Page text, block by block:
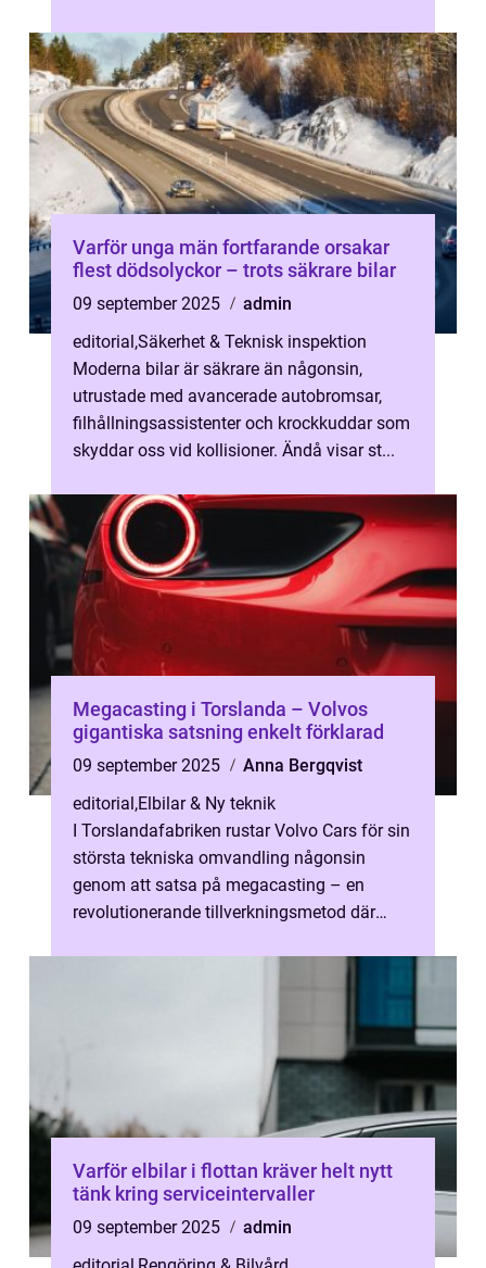
Varför unga män fortfarande orsakar
flest dödsolyckor – trots säkrare bilar
09 september 2025
admin
editorial,Säkerhet & Teknisk inspektion
Moderna bilar är säkrare än någonsin,
utrustade med avancerade autobromsar,
filhållningsassistenter och krockkuddar som
skyddar oss vid kollisioner. Ändå visar st...
Megacasting i Torslanda – Volvos
gigantiska satsning enkelt förklarad
09 september 2025
Anna Bergqvist
editorial,Elbilar & Ny teknik
I Torslandafabriken rustar Volvo Cars för sin
största tekniska omvandling någonsin
genom att satsa på megacasting – en
revolutionerande tillverkningsmetod där
Varför elbilar i flottan kräver helt nytt
tänk kring serviceintervaller
09 september 2025
admin